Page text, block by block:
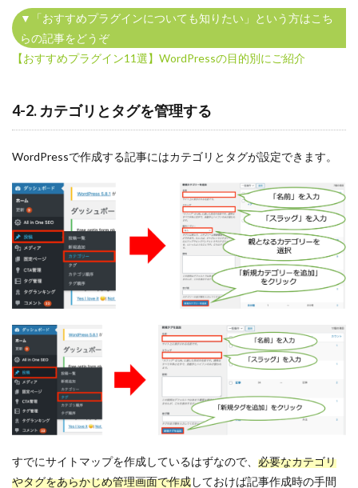
▼「おすすめプラグインについても知りたい」という方はこち
らの記事をどうぞ
【おすすめプラグイン11選】WordPressの目的別にご紹介
4-2. カテゴリとタグを管理する
WordPressで作成する記事にはカテゴリとタグが設定できます。
すでにサイトマップを作成しているはずなので、 必要なカテゴリ
やタグをあらかじめ管理画面で作成しておけば記事作成時の手間